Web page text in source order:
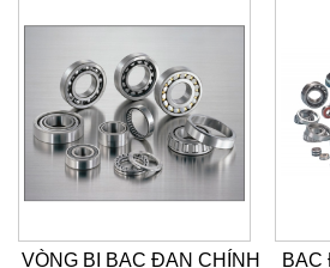
VÒNG BI BẠC ĐẠN CHÍNH
BẠC